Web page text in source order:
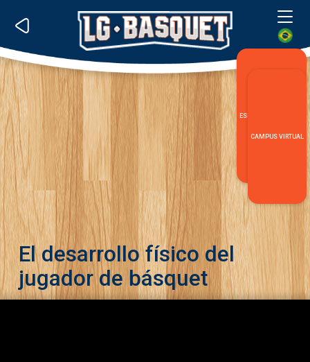
ESPECIALIZACIÓN LG
CAMPUS VIRTUAL
El desarrollo físico del
jugador de básquet